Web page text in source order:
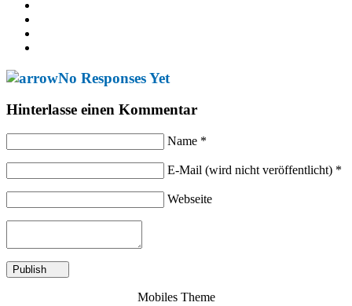
No Responses Yet
Hinterlasse einen Kommentar
Name *
E-Mail (wird nicht veröffentlicht) *
Webseite
Mobiles Theme